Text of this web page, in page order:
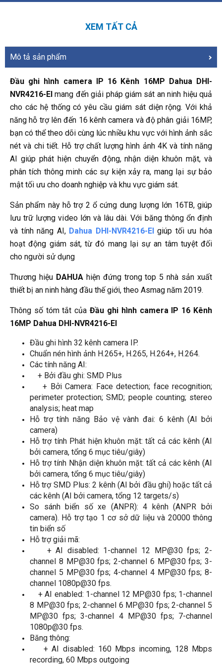
XEM TẤT CẢ
Mô tả sản phẩm
Đầu ghi hình camera IP 16 Kênh 16MP Dahua DHI-
NVR4216-EI mang đến giải pháp giám sát an ninh hiệu quả
cho các hệ thống có yêu cầu giám sát diện rộng. Với khả
năng hỗ trợ lên đến 16 kênh camera và độ phân giải 16MP,
bạn có thể theo dõi cùng lúc nhiều khu vực với hình ảnh sắc
nét và chi tiết. Hỗ trợ chất lượng hình ảnh 4K và tính năng
AI giúp phát hiện chuyển động, nhận diện khuôn mặt, và
phân tích thông minh các sự kiện xảy ra, mang lại sự bảo
mật tối ưu cho doanh nghiệp và khu vực giám sát.
Sản phẩm này hỗ trợ 2 ổ cứng dung lượng lớn 16TB, giúp
lưu trữ lượng video lớn và lâu dài. Với băng thông ổn định
và tính năng AI, Dahua DHI-NVR4216-EI giúp tối ưu hóa
hoạt động giám sát, từ đó mang lại sự an tâm tuyệt đối
cho người sử dụng
Thương hiệu DAHUAhiện đứng trong top 5 nhà sản xuất
thiết bị an ninh hàng đầu thế giới, theo Asmag năm 2019.
Thông số tóm tắt củaĐầu ghi hình camera IP 16 Kênh
16MP Dahua DHI-NVR4216-EI
Đầu ghi hình 32 kênh camera IP.
Chuẩn nén hình ảnh H.265+, H.265, H.264+, H.264.
Các tính năng AI:
+ Bởi đầu ghi: SMD Plus
+ Bởi Camera: Face detection; face recognition;
perimeter protection; SMD; people counting; stereo
analysis; heat map
Hỗ trợ tính năng Bảo vệ vành đai: 6 kênh (AI bởi
camera)
Hỗ trợ tính Phát hiện khuôn mặt: tất cả các kênh (AI
bởi camera, tổng 6 mục tiêu/giây)
Hỗ trợ tính Nhận diện khuôn mặt: tất cả các kênh (AI
bởi camera, tổng 6 mục tiêu/giây)
Hỗ trợ SMD Plus: 2 kênh (AI bởi đầu ghi) hoặc tất cả
các kênh (AI bởi camera, tổng 12 targets/s)
So sánh biển số xe (ANPR): 4 kênh (ANPR bởi
camera). Hỗ trợ tạo 1 cơ sở dữ liệu và 20000 thông
tin biển số
Hỗ trợ giải mã:
+ AI disabled: 1-channel 12 MP@30 fps; 2-
channel 8 MP@30 fps; 2-channel 6 MP@30 fps; 3-
channel 5 MP@30 fps; 4-channel 4 MP@30 fps; 8-
channel 1080p@30 fps.
+ AI enabled: 1-channel 12 MP@30 fps; 1-channel
8 MP@30 fps; 2-channel 6 MP@30 fps; 2-channel 5
MP@30 fps; 3-channel 4 MP@30 fps; 7-channel
1080p@30 fps.
Băng thông:
+ AI disabled: 160 Mbps incoming, 128 Mbps
recording, 60 Mbps outgoing